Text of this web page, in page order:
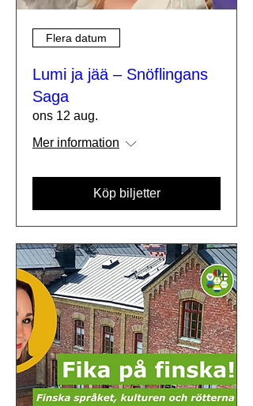
Flera datum
Lumi ja jää – Snöflingans
Saga
ons 12 aug.
Mer information
Köp biljetter